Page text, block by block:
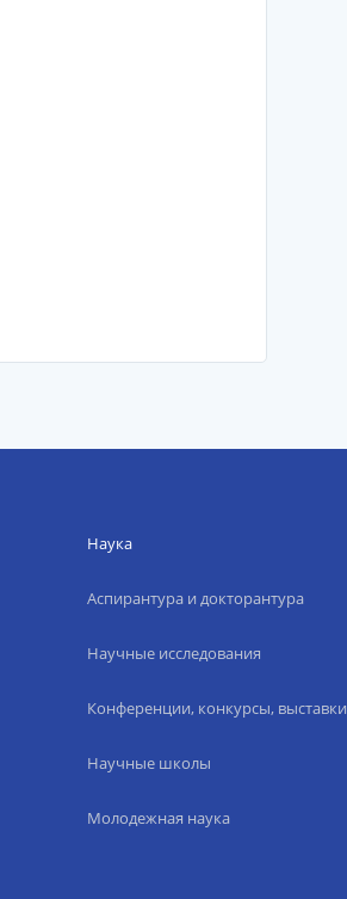
Наука
Аспирантура и докторантура
Научные исследования
Конференции, конкурсы, выставки
Научные школы
Молодежная наука